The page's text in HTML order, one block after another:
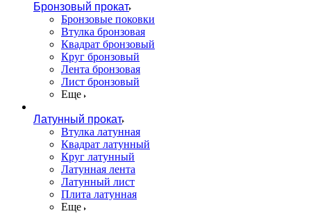
Бронзовый прокат
Бронзовые поковки
Втулка бронзовая
Квадрат бронзовый
Круг бронзовый
Лента бронзовая
Лист бронзовый
Еще
Латунный прокат
Втулка латунная
Квадрат латунный
Круг латунный
Латунная лента
Латунный лист
Плита латунная
Еще